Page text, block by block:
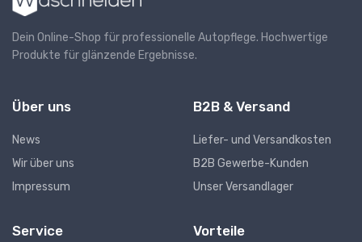
Dein Online-Shop für professionelle Autopflege. Hochwertige
Produkte für glänzende Ergebnisse.
Über uns
News
Wir über uns
Impressum
B2B & Versand
Liefer- und Versandkosten
B2B Gewerbe-Kunden
Unser Versandlager
Service Vorteile